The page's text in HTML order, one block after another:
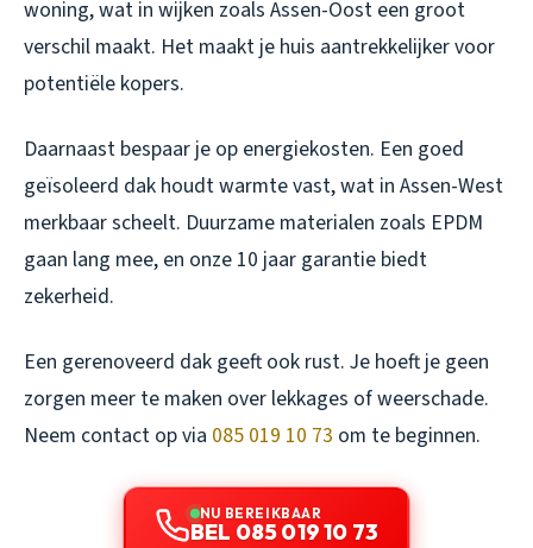
woning, wat in wijken zoals Assen-Oost een groot
verschil maakt. Het maakt je huis aantrekkelijker voor
potentiële kopers.
Daarnaast bespaar je op energiekosten. Een goed
geïsoleerd dak houdt warmte vast, wat in Assen-West
merkbaar scheelt. Duurzame materialen zoals EPDM
gaan lang mee, en onze 10 jaar garantie biedt
zekerheid.
Een gerenoveerd dak geeft ook rust. Je hoeft je geen
zorgen meer te maken over lekkages of weerschade.
Neem contact op via 085 019 10 73 om te beginnen.
NU BEREIKBAAR
BEL 085 019 10 73